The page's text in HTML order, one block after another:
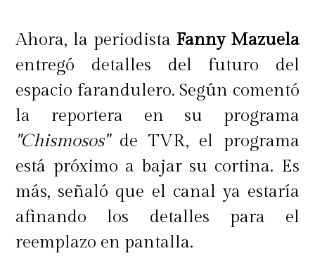
Ahora, la periodista Fanny Mazuela
entregó detalles del futuro del
espacio farandulero. Según comentó
la reportera en su programa
"Chismosos"de TVR, el programa
está próximo a bajar su cortina. Es
más, señaló que el canal ya estaría
afinando los detalles para el
reemplazo en pantalla.